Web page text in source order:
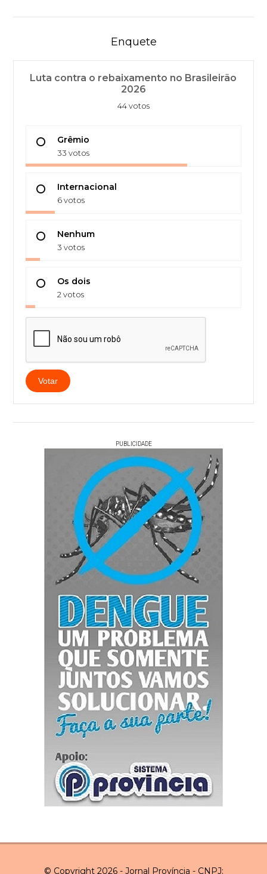
Enquete
Luta contra o rebaixamento no Brasileirão
2026
44 votos
Grêmio
33 votos
Internacional
6 votos
Nenhum
3 votos
Os dois
2 votos
Votar
PUBLICIDADE
© Copyright 2026 - Jornal Província - CNPJ: